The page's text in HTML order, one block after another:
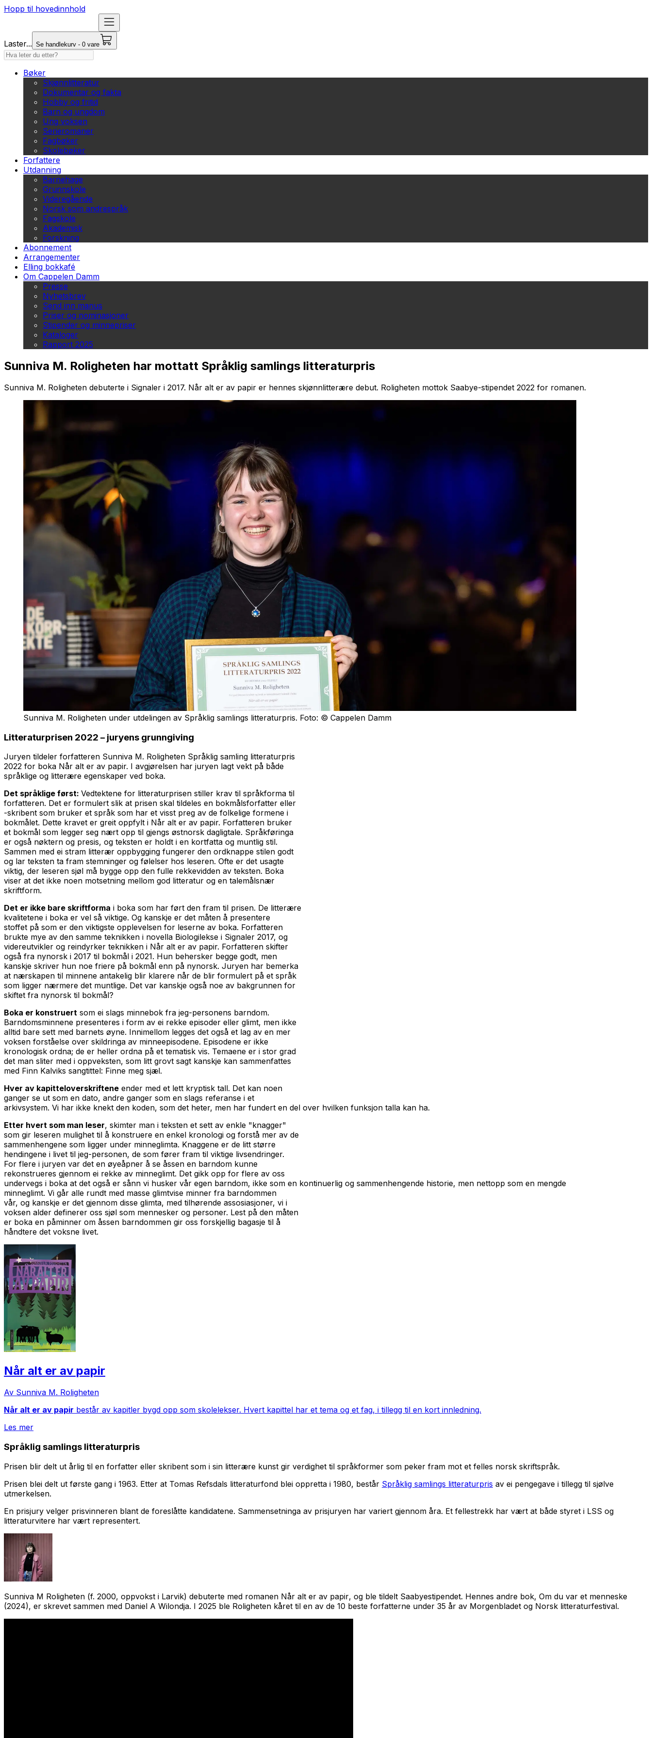
Hopp til hovedinnhold
Laster... Se handlekurv - 0 vare
Bøker
Skjønnlitteratur
Dokumentar og fakta
Hobby og fritid
Barn og ungdom
Ung voksen
Serieromaner
Fagbøker
Skolebøker
Forfattere
Utdanning
Barnehage
Grunnskole
Videregående
Norsk som andrespråk
Fagskole
Akademisk
Forskning
Abonnement
Arrangementer
Elling bokkafé
Om Cappelen Damm
Presse
Nyhetsbrev
Send inn manus
Priser og nominasjoner
Stipender og minnepriser
Kataloger
Rapport 2025
Sunniva M. Roligheten har mottatt Språklig samlings litteraturpris
Sunniva M. Roligheten debuterte i Signaler i 2017. Når alt er av papir er hennes skjønnlitterære debut. Roligheten mottok Saabye-stipendet 2022 for romanen.
Sunniva M. Roligheten under utdelingen av Språklig samlings litteraturpris. Foto: © Cappelen Damm
Litteraturprisen 2022 – juryens grunngiving
Juryen tildeler forfatteren Sunniva M. Roligheten Språklig samling litteraturpris
2022 for boka Når alt er av papir. I avgjørelsen har juryen lagt vekt på både
språklige og litterære egenskaper ved boka.
Det språklige først: Vedtektene for litteraturprisen stiller krav til språkforma til
forfatteren. Det er formulert slik at prisen skal tildeles en bokmålsforfatter eller
-skribent som bruker et språk som har et visst preg av de folkelige formene i
bokmålet. Dette kravet er greit oppfylt i Når alt er av papir. Forfatteren bruker
et bokmål som legger seg nært opp til gjengs østnorsk dagligtale. Språkføringa
er også nøktern og presis, og teksten er holdt i en kortfatta og muntlig stil.
Sammen med ei stram litterær oppbygging fungerer den ordknappe stilen godt
og lar teksten ta fram stemninger og følelser hos leseren. Ofte er det usagte
viktig, der leseren sjøl må bygge opp den fulle rekkevidden av teksten. Boka
viser at det ikke noen motsetning mellom god litteratur og en talemålsnær
skriftform.
Det er ikke bare skriftforma i boka som har ført den fram til prisen. De litterære
kvalitetene i boka er vel så viktige. Og kanskje er det måten å presentere
stoffet på som er den viktigste opplevelsen for leserne av boka. Forfatteren
brukte mye av den samme teknikken i novella Biologilekse i Signaler 2017, og
videreutvikler og reindyrker teknikken i Når alt er av papir. Forfatteren skifter
også fra nynorsk i 2017 til bokmål i 2021. Hun behersker begge godt, men
kanskje skriver hun noe friere på bokmål enn på nynorsk. Juryen har bemerka
at nærskapen til minnene antakelig blir klarere når de blir formulert på et språk
som ligger nærmere det muntlige. Det var kanskje også noe av bakgrunnen for
skiftet fra nynorsk til bokmål?
Boka er konstruert som ei slags minnebok fra jeg-personens barndom.
Barndomsminnene presenteres i form av ei rekke episoder eller glimt, men ikke
alltid bare sett med barnets øyne. Innimellom legges det også et lag av en mer
voksen forståelse over skildringa av minneepisodene. Episodene er ikke
kronologisk ordna; de er heller ordna på et tematisk vis. Temaene er i stor grad
det man sliter med i oppveksten, som litt grovt sagt kanskje kan sammenfattes
med Finn Kalviks sangtittel: Finne meg sjæl.
Hver av kapitteloverskriftene ender med et lett kryptisk tall. Det kan noen
ganger se ut som en dato, andre ganger som en slags referanse i et
arkivsystem. Vi har ikke knekt den koden, som det heter, men har fundert en del over hvilken funksjon talla kan ha.
Etter hvert som man leser, skimter man i teksten et sett av enkle "knagger"
som gir leseren mulighet til å konstruere en enkel kronologi og forstå mer av de
sammenhengene som ligger under minneglimta. Knaggene er de litt større
hendingene i livet til jeg-personen, de som fører fram til viktige livsendringer.
For flere i juryen var det en øyeåpner å se åssen en barndom kunne
rekonstrueres gjennom ei rekke av minneglimt. Det gikk opp for flere av oss
undervegs i boka at det også er sånn vi husker vår egen barndom, ikke som en kontinuerlig og sammenhengende historie, men nettopp som en mengde
minneglimt. Vi går alle rundt med masse glimtvise minner fra barndommen
vår, og kanskje er det gjennom disse glimta, med tilhørende assosiasjoner, vi i
voksen alder definerer oss sjøl som mennesker og personer. Lest på den måten
er boka en påminner om åssen barndommen gir oss forskjellig bagasje til å
håndtere det voksne livet.
Når alt er av papir
Av Sunniva M. Roligheten
Når alt er av papir består av kapitler bygd opp som skolelekser. Hvert kapittel har et tema og et fag, i tillegg til en kort innledning.
Les mer
Språklig samlings litteraturpris
Prisen blir delt ut årlig til en forfatter eller skribent som i sin litterære kunst gir verdighet til språkformer som peker fram mot et felles norsk skriftspråk.
Prisen blei delt ut første gang i 1963. Etter at Tomas Refsdals litteraturfond blei oppretta i 1980, består Språklig samlings litteraturpris av ei pengegave i tillegg til sjølve
utmerkelsen.
En prisjury velger prisvinneren blant de foreslåtte kandidatene. Sammensetninga av prisjuryen har variert gjennom åra. Et fellestrekk har vært at både styret i LSS og
litteraturvitere har vært representert.
Sunniva M Roligheten (f. 2000, oppvokst i Larvik) debuterte med romanen Når alt er av papir, og ble tildelt Saabyestipendet. Hennes andre bok, Om du var et menneske
(2024), er skrevet sammen med Daniel A Wilondja. I 2025 ble Roligheten kåret til en av de 10 beste forfatterne under 35 år av Morgenbladet og Norsk litteraturfestival.